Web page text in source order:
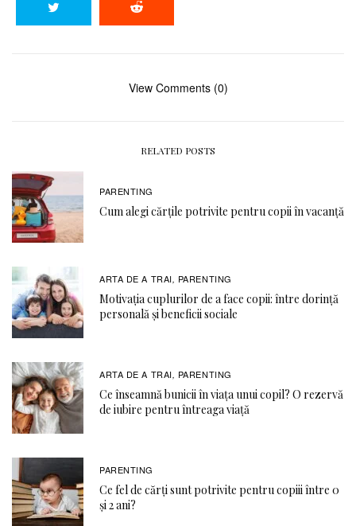
View Comments (0)
RELATED POSTS
PARENTING
Cum alegi cărțile potrivite pentru copii în vacanță
ARTA DE A TRAI, PARENTING
Motivația cuplurilor de a face copii: între dorință
personală și beneficii sociale
ARTA DE A TRAI, PARENTING
Ce înseamnă bunicii în viața unui copil? O rezervă
de iubire pentru întreaga viață
PARENTING
Ce fel de cărți sunt potrivite pentru copiii între 0
și 2 ani?